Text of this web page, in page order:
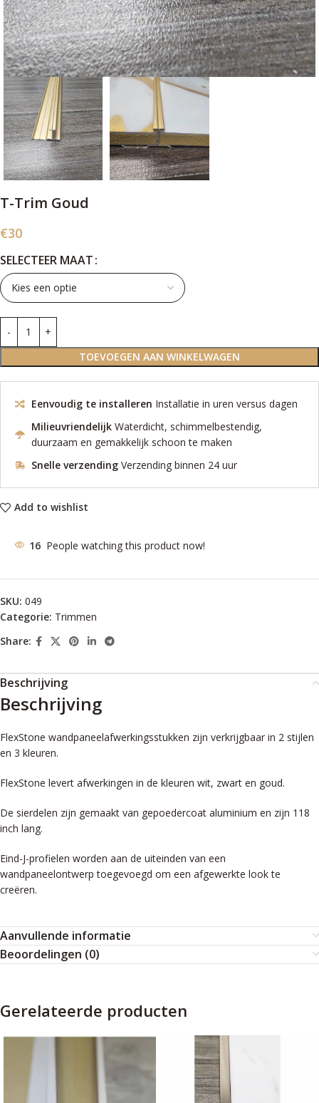
T-Trim Goud
€30
SELECTEER MAAT
TOEVOEGEN AAN WINKELWAGEN
Eenvoudig te installeren Installatie in uren versus dagen
Milieuvriendelijk Waterdicht, schimmelbestendig,
duurzaam en gemakkelijk schoon te maken
Snelle verzending Verzending binnen 24 uur
Add to wishlist
16 People watching this product now!
SKU: 049
Categorie: Trimmen
Share:
Beschrijving
Beschrijving
FlexStone wandpaneelafwerkingsstukken zijn verkrijgbaar in 2 stijlen
en 3 kleuren.
FlexStone levert afwerkingen in de kleuren wit, zwart en goud.
De sierdelen zijn gemaakt van gepoedercoat aluminium en zijn 118
inch lang.
Eind-J-profielen worden aan de uiteinden van een
wandpaneelontwerp toegevoegd om een afgewerkte look te
creëren.
Aanvullende informatie
Beoordelingen (0)
Gerelateerde producten